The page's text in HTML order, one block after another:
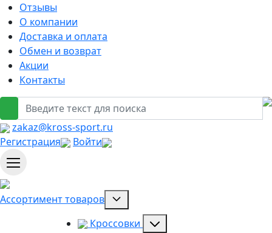
Отзывы
О компании
Доставка и оплата
Обмен и возврат
Акции
Контакты
zakaz@kross-sport.ru
Регистрация
Войти
Ассортимент товаров
Кроссовки